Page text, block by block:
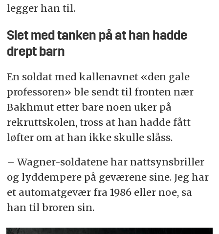
legger han til.
Slet med tanken på at han hadde
drept barn
En soldat med kallenavnet «den gale
professoren» ble sendt til fronten nær
Bakhmut etter bare noen uker på
rekruttskolen, tross at han hadde fått
løfter om at han ikke skulle slåss.
– Wagner-soldatene har nattsynsbriller
og lyddempere på geværene sine. Jeg har
et automatgevær fra 1986 eller noe, sa
han til broren sin.